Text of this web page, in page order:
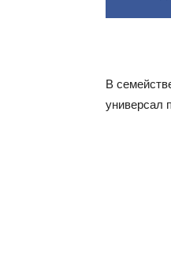
В
универсал